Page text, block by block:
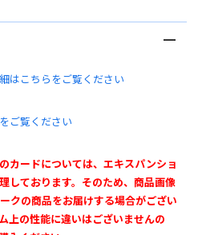
はこちらをご覧ください
ご覧ください
カードについては、エキスパンショ
しております。そのため、商品画像
クの商品をお届けする場合がござい
上の性能に違いはございませんの